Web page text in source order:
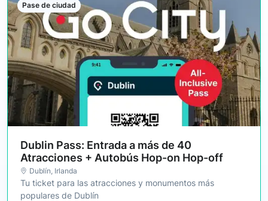
Pase de ciudad
Dublin Pass: Entrada a más de 40
Atracciones + Autobús Hop-on Hop-off
Dublín , Irlanda
Tu ticket para las atracciones y monumentos más
populares de Dublín